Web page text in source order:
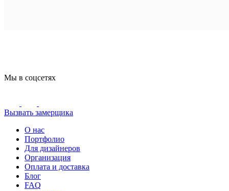
Мы в соцсетях
Вызвать замерщика
О нас
Портфолио
Для дизайнеров
Организация
Оплата и доставка
Блог
FAQ